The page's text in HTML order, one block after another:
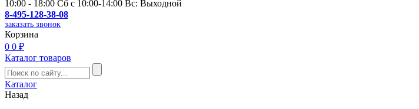
10:00 - 18:00 Сб с 10:00-14:00 Вс: Выходной
8-495-128-38-08
заказать звонок
Корзина
0 0 ₽
Каталог товаров
Каталог
Назад